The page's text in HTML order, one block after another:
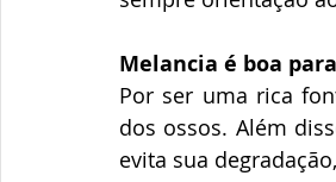
Melancia é boa
Por ser uma rica
dos ossos. Além
evita sua